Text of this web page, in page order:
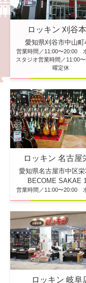
ロッキン 刈谷
愛知県刈谷市中山町
営業時間／11:00〜20:00
スタジオ営業時間／11:00
曜定休
ロッキン 名古屋
愛知県名古屋市中区栄
BECOME SAKAE
営業時間／11:00〜20:00
ロッキン 岐阜